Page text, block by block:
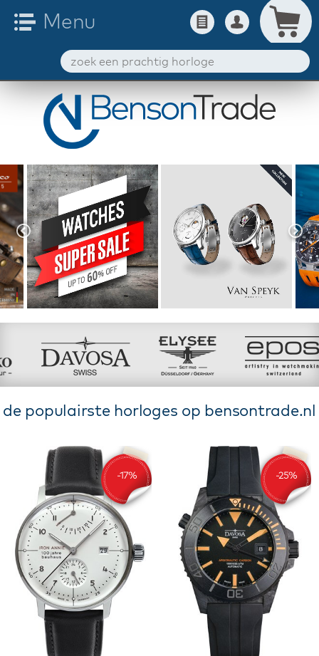
de populairste horloges op bensontrade.nl